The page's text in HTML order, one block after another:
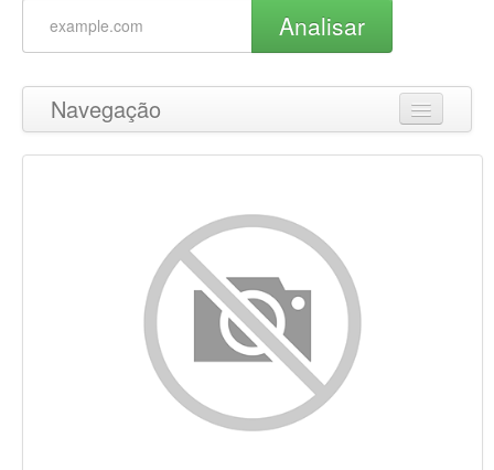
Analisar
Navegação
Ir para o topo
Palavras-chave
Usabilidade
Documento
Dispositivos Móveis